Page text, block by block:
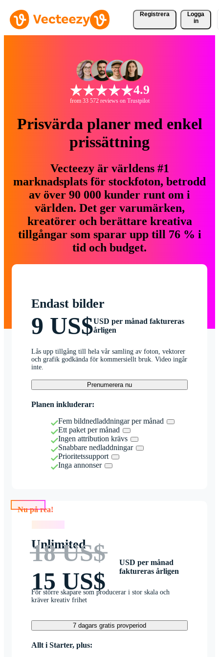
Registrera
Logga
in
4.9
from 33 572 reviews on Trustpilot
Prisvärda planer med enkel
prissättning
Vecteezy är världens #1
marknadsplats för stockfoton, betrodd
av över 90 000 kunder runt om i
världen. Det ger varumärken,
kreatörer och berättare kreativa
tillgångar som sparar upp till 76 % i
tid och budget.
Endast bilder
9 US$USD per månad faktureras
årligen
Lås upp tillgång till hela vår samling av foton, vektorer
och grafik godkända för kommersiellt bruk. Video ingår
inte.
Prenumerera nu
Planen inkluderar:
Fem bildnedladdningar per månad
Ett paket per månad
Ingen attribution krävs
Snabbare nedladdningar
Prioritetssupport
Inga annonser
Nu på rea!
Unlimited
18 US$
15 US$
USD per månad
faktureras årligen
För större skapare som producerar i stor skala och
kräver kreativ frihet
7 dagars gratis provperiod
Allt i Starter, plus: